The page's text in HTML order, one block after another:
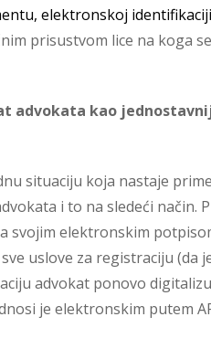
elektronskoj
prisustvom lice na koga
advokata kao
situaciju koja nastaje
i to na sledeći
svojim elektronskim
uslove za registraciju
advokat ponovo
je elektronskim putem